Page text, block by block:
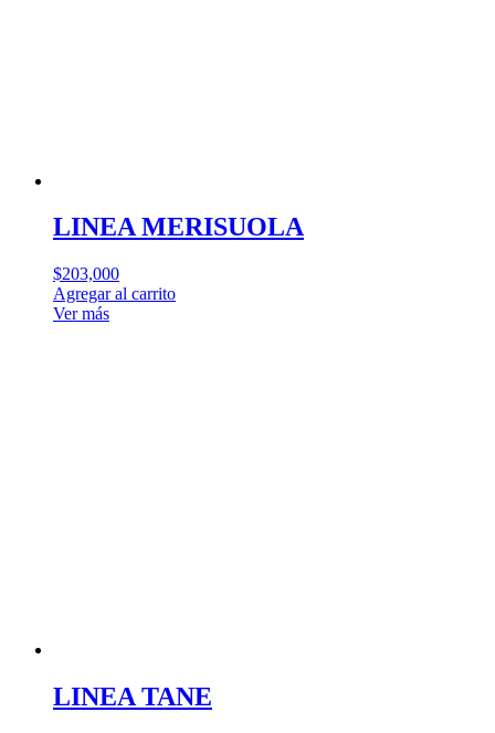
LINEA MERISUOLA
$203,000
Agregar al carrito
Ver más
LINEA TANE